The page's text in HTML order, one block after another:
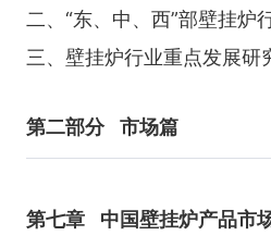
二、“东、中、西”部壁挂炉
三、壁挂炉行业重点发展研
第二部分 市场篇
第七章 中国壁挂炉产品市